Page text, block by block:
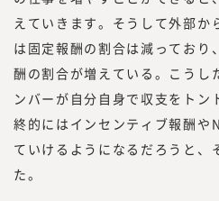
えていきます。そうして外部か
は固定報酬の割合は減っており
酬の割合が増えている。こうし
ンバーが自分自身で収支をトン
終的にはインセンティブ報酬や
ていけるようになるだろうと、
た。